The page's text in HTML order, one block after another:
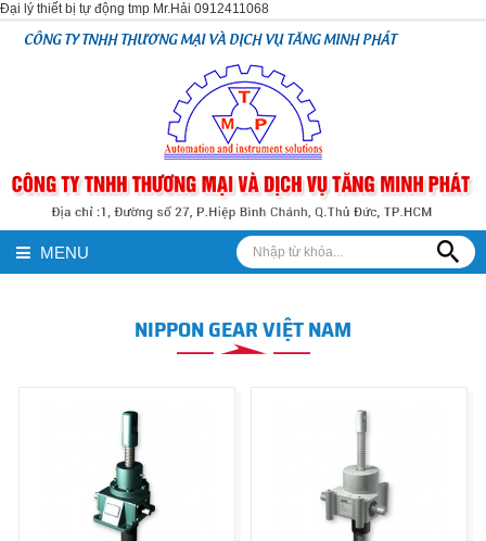
Đại lý thiết bị tự động tmp Mr.Hải 0912411068
CÔNG TY TNHH THƯƠNG MẠI VÀ DỊCH VỤ TĂNG MINH PHÁT
MENU
NIPPON GEAR VIỆT NAM